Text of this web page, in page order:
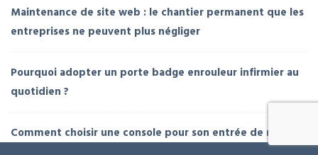
Maintenance de site web : le chantier permanent que les
entreprises ne peuvent plus négliger
Pourquoi adopter un porte badge enrouleur infirmier au
quotidien ?
Comment choisir une console pour son entrée de maison